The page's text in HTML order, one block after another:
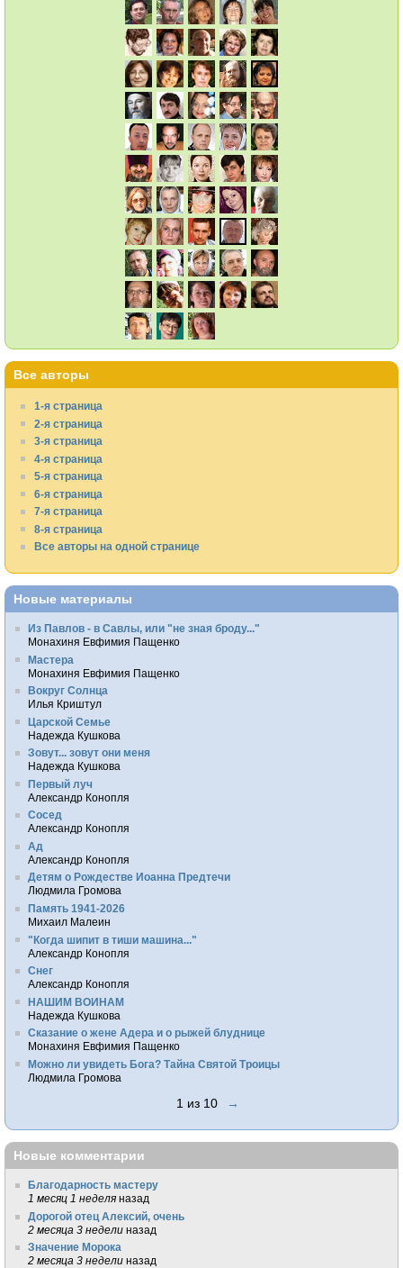
Все авторы
1-я страница
2-я страница
3-я страница
4-я страница
5-я страница
6-я страница
7-я страница
8-я страница
Все авторы на одной странице
Новые материалы
Из Павлов - в Савлы, или "не зная броду..."
Монахиня Евфимия Пащенко
Мастера
Монахиня Евфимия Пащенко
Вокруг Солнца
Илья Криштул
Царской Семье
Надежда Кушкова
Зовут... зовут они меня
Надежда Кушкова
Первый луч
Александр Конопля
Сосед
Александр Конопля
Ад
Александр Конопля
Детям о Рождестве Иоанна Предтечи
Людмила Громова
Память 1941-2026
Михаил Малеин
"Когда шипит в тиши машина..."
Александр Конопля
Снег
Александр Конопля
НАШИМ ВОИНАМ
Надежда Кушкова
Сказание о жене Адера и о рыжей блуднице
Монахиня Евфимия Пащенко
Можно ли увидеть Бога? Тайна Святой Троицы
Людмила Громова
1 из 10 →
Новые комментарии
Благодарность мастеру
1 месяц 1 неделя назад
Дорогой отец Алексий, очень
2 месяца 3 недели назад
Значение Морока
2 месяца 3 недели назад